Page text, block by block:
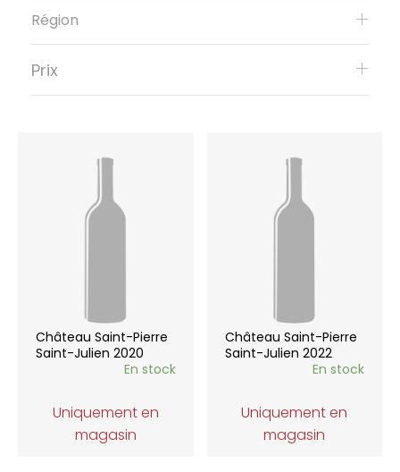
Château Saint-Pierre
Saint-Julien 2020
En stock
Uniquement en
magasin
Château Saint-Pierre
Saint-Julien 2022
En stock
Uniquement en
magasin
Région
Prix